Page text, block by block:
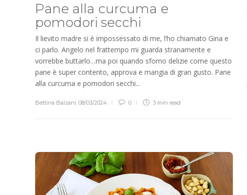
Pane alla curcuma e
pomodori secchi
Il lievito madre si è impossessato di me, l’ho chiamato Gina e
ci parlo. Angelo nel frattempo mi guarda stranamente e
vorrebbe buttarlo…ma poi quando sforno delizie come questo
pane è super contento, approva e mangia di gran gusto. Pane
alla curcuma e pomodori secchi...
Bettina Balzani, 08/03/2024 0 3 min read